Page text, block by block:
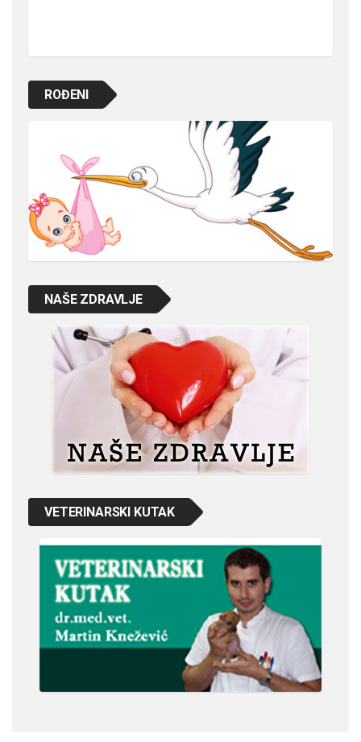
ROĐENI
NAŠE ZDRAVLJE
VETERINARSKI KUTAK